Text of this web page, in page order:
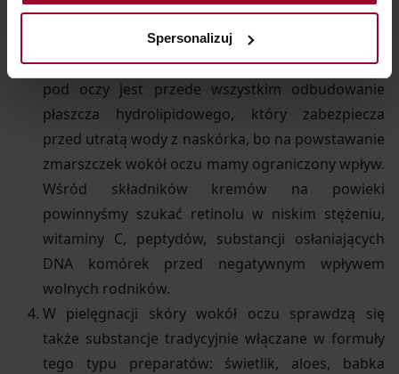
Spersonalizuj
sprawia nam przyjemność nakładania i nie
podrażnia (najlepiej sprawdza się więc kosmetyki
hypoalergiczne). Zadaniem każdego preparatu
pod oczy jest przede wszystkim odbudowanie
płaszcza hydrolipidowego, który zabezpiecza
przed utratą wody z naskórka, bo na powstawanie
zmarszczek wokół oczu mamy ograniczony wpływ.
Wśród składników kremów na powieki
powinnyśmy szukać retinolu w niskim stężeniu,
witaminy C, peptydów, substancji osłaniających
DNA komórek przed negatywnym wpływem
wolnych rodników.
W pielęgnacji skóry wokół oczu sprawdzą się
także substancje tradycyjnie włączane w formuły
tego typu preparatów: świetlik, aloes, babka